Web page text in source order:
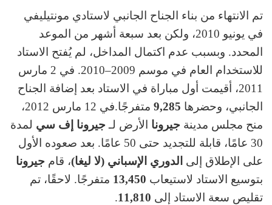
تم الانتهاء من بناء الجناح الجانبي لاستادي مونتيليفي
في يونيو 2010، ولكن بعد سبعة أشهر من الموعد
المحدد. وبسبب عدم اكتمال المداخل، لم يُفتح الاستاد
للاستخدام العام في موسم 2009–2010. في 2 مارس
2011، أقيمت أول مباراة في الاستاد بعد إضافة الجناح
الجانبي، وحضرها 9,285
متفرجًا.في 12 مارس 2012،
منح مجلس مدينة جيرونا الأرض لـ جيرونا إف سي لمدة
30 عامًا، قابلة للتجديد حتى 50 عامًا. بعد صعوده الأول
على الإطلاق إلى الدوري الإسباني (لا ليغا)، قام جيرونا
بتوسيع الاستاد لاستيعاب 13,450 متفرجًا. لاحقًا، تم
تقليص سعة الاستاد إلى 11,810
.